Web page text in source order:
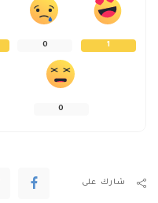
1
0
0
شارك على